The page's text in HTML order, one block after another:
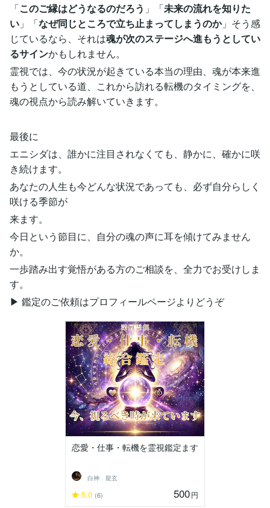
「このご縁はどうなるのだろう 」「未来の流れを知りた
い 」「なぜ同じところで立ち止まってしまうのか」そう感
じているなら、それは魂が次のステージへ進もうとしてい
るサインかもしれません。
霊視では、今の状況が起きている本当の理由、魂が本来進
もうとしている道、これから訪れる転機のタイミングを、
魂の視点から読み解いていきます。
最後に
エニシダは、誰かに注目されなくても、静かに、確かに咲
き続けます。
あなたの人生も今どんな状況であっても、必ず自分らしく
咲ける季節が
来ます。
今日という節目に、自分の魂の声に耳を傾けてみません
か。
一歩踏み出す覚悟がある方のご相談を、全力でお受けしま
す。
▶ 鑑定のご依頼はプロフィールページよりどうぞ
恋愛・仕事・転機を霊視鑑定ます
白神 龍玄
5.0 (6) 500円